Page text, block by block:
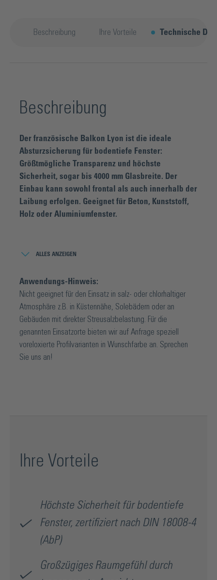
Beschreibung Ihre Vorteile Technische
Beschreibung
Der französische Balkon Lyon ist die ideale
Absturzsicherung für bodentiefe Fenster:
Größtmögliche Transparenz und höchste
Sicherheit, sogar bis 4000 mm Glasbreite. Der
Einbau kann sowohl frontal als auch innerhalb der
Laibung erfolgen. Geeignet für Beton, Kunststoff,
Holz oder Aluminiumfenster.
Fenster für viel Licht und ein großzügiges Raumgefühl. Mit
dabei größtmögliche Transparenz mit höchster Sicherheit:
Sogar maximale Glasbreiten von 4000 mm sind problemlos
möglich. Die Montage ist dank des 1-2-3-Klicksystems
denkbar einfach und erfordert keine besonderen
Werkzeuge. Der Einbau kann auf der Fassade sowohl
frontal als auch innerhalb der Laibung erfolgen. Zudem sind
Kombinationen aus beiden Varianten möglich. Darüber
garantiert die Typenstatik. Lyon ist in den Oberflächen
Aluminiumfarben, Weiß und Anthrazit erhältlich. Weitere
selbstklebender Kantenschutz aus Edelstahl ist optional
verfügbar.
Über die Produktserie Lyon:
In modernen Häusern und Wohnlagen sorgen bodentiefe
Fenster für viel Licht und ein großzügiges Raumgefühl. Mit
ALLES ANZEIGEN
Anwendungs-Hinweis:
Nicht geeignet für den Einsatz in salz- oder chlorhaltiger
Atmosphäre z.B. in Küstennähe, Solebädern oder an
Gebäuden mit direkter Streusalzbelastung. Für die
genannten Einsatzorte bieten wir auf Anfrage speziell
voreloxierte Profilvarianten in Wunschfarbe an. Sprechen
Sie uns an!
Ihre Vorteile
Höchste Sicherheit für bodentiefe
Fenster, zertifiziert nach DIN 18008-4
(AbP)
Großzügiges Raumgefühl durch